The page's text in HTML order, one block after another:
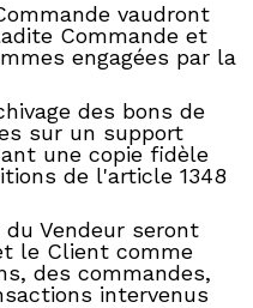
vaudront
Commande et
engagées par la
des bons de
sur un support
une copie fidèle
de l'article 1348
Vendeur seront
le Client comme
des commandes,
intervenus